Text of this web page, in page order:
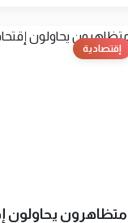
إقتصادية
متظاهرون يحاولون